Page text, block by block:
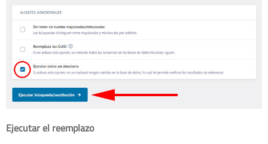
Ejecutar el reemplazo